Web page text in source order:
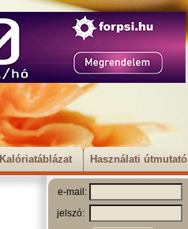
Kalóriatáblázat Használati útmutató
e-mail:
jelszó: